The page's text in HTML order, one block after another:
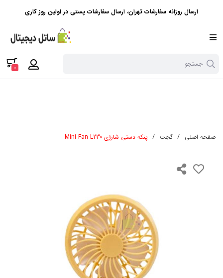
ارسال روزانه سفارشات تهران، ارسال سفارشات پستی در اولین روز کاری
جستجو 0
صفحه اصلی / گجت / پنکه دستی شارژی Mini Fan L230